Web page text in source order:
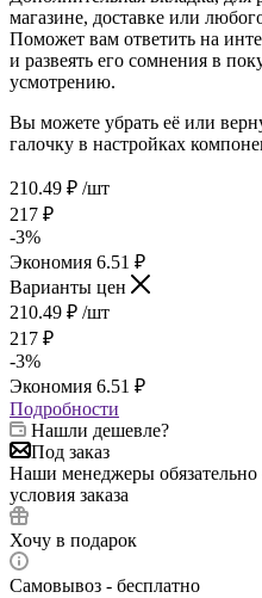
магазине, доставке или
Поможет вам ответить на
и развеять его сомнения в
усмотрению.
Вы можете убрать её или
галочку в настройках
210.49 ₽ /шт
217 ₽
-3%
Экономия 6.51 ₽
Варианты цен
210.49 ₽ /шт
217 ₽
-3%
Экономия 6.51 ₽
Подробности
Нашли дешевле?
Под заказ
Наши менеджеры обязательно
условия заказа
Хочу в подарок
Самовывоз - бесплатно